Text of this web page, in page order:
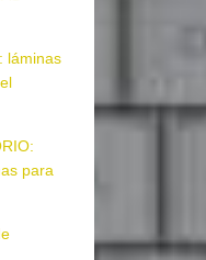
láminas
para